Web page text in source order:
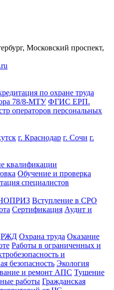
Московский проспект,
по охране труда
78/8-МТУ ФГИС ЕРП.
операторов персональных
г. Краснодар г. Сочи г.
квалификации
Обучение и проверка
специалистов
Вступление в СРО
Сертификация Аудит и
РЖД Охрана труда Оказание
Работы в ограниченных и
и
безопасность Экология
и ремонт АПС Тушение
работы Гражданская